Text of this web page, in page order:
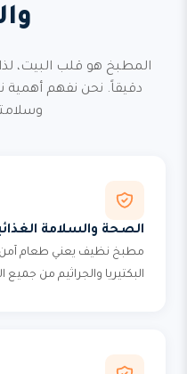
المطبخ هو قلب البيت،
دقيقاً. نحن نفهم
الصحة والسلامة
مطبخ نظيف يعني طعام
البكتيريا والجراثيم من